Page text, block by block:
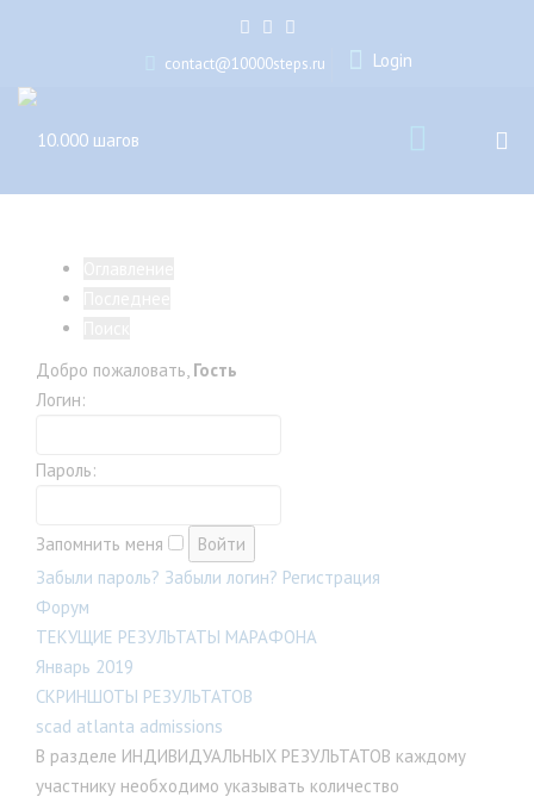
Login
contact@10000steps.ru
Добро пожаловать, Гость
Логин:
Пароль:
Запомнить меня
Забыли пароль? Забыли логин? Регистрация
Форум
ТЕКУЩИЕ РЕЗУЛЬТАТЫ МАРАФОНА
Январь 2019
СКРИНШОТЫ РЕЗУЛЬТАТОВ
scad atlanta admissions
В разделе ИНДИВИДУАЛЬНЫХ РЕЗУЛЬТАТОВ каждому
участнику необходимо указывать количество